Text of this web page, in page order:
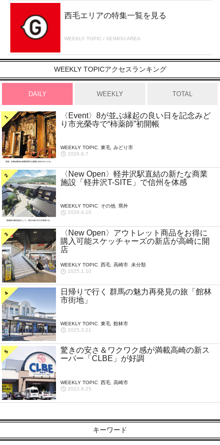
西毛エリアの特集一覧を見る
WEEKLY TOPIC / SEIMOU AREA
WEEKLY TOPICアクセスランキング
DAILY WEEKLY TOTAL
〈Event〉8が並ぶ縁起の良い日を記念みど
り市光榮寺で“柿薬師”初開帳
WEEKLY TOPIC, 東毛, みどり市
2026.8.7
〈New Open〉軽井沢駅直結の新たな商業
施設「軽井沢T-SITE」で信州を体感
WEEKLY TOPIC, その他, 県外
2026.4.10
〈New Open〉アウトレット商品をお得に
購入可能スケッチャーズの新店が高崎に開
店
WEEKLY TOPIC, 西毛, 高崎市, 未分類
2025.1.10
日帰りで行く 群馬の魅力再発見の旅「館林
市街地」
WEEKLY TOPIC, 東毛, 館林市
2025.3.21
驚きの安さ＆ワクワク感が満載高崎の新ス
ーパー「CLBE」が好調
WEEKLY TOPIC, 西毛, 高崎市
2023.8.25
キーワード